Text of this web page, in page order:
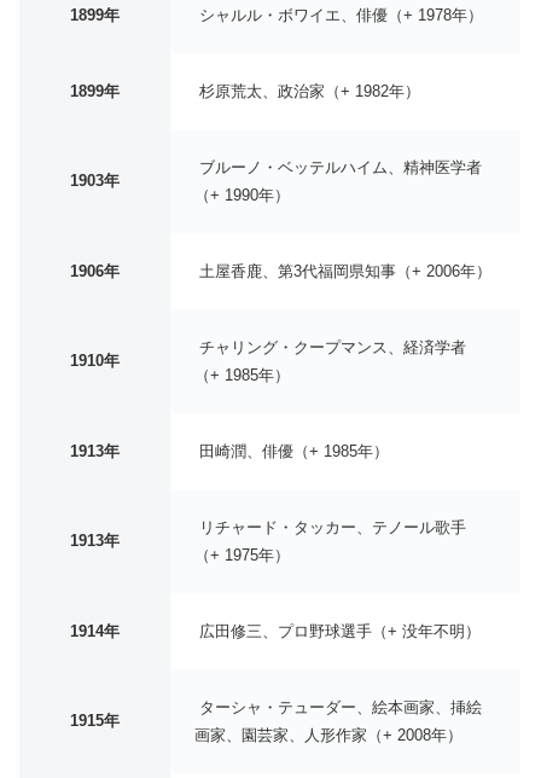
1899年 シャルル・ボワイエ、俳優（+ 1978年）
1899年 杉原荒太、政治家（+ 1982年）
1903年
ブルーノ・ベッテルハイム、精神医学者
（+ 1990年）
1906年 土屋香鹿、第3代福岡県知事（+ 2006年）
1910年
チャリング・クープマンス、経済学者
（+ 1985年）
1913年 田崎潤、俳優（+ 1985年）
1913年
リチャード・タッカー、テノール歌手
（+ 1975年）
1914年 広田修三、プロ野球選手（+ 没年不明）
1915年
ターシャ・テューダー、絵本画家、挿絵
画家、園芸家、人形作家（+ 2008年）